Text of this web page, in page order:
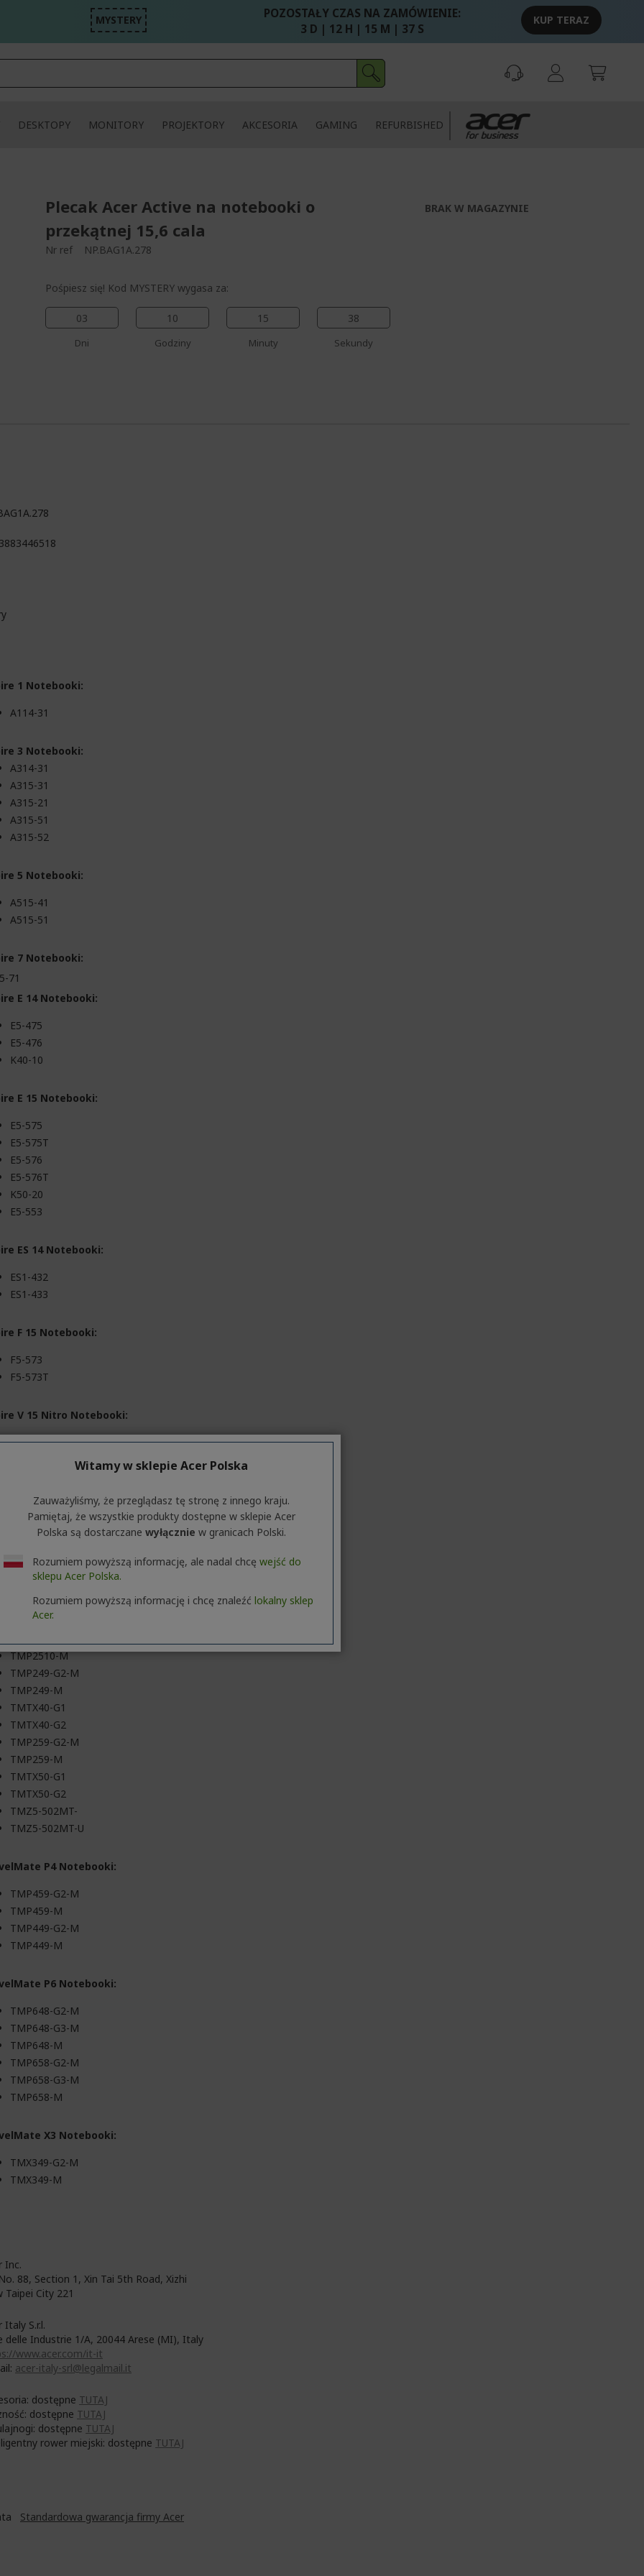
MYSTERY
POZOSTAŁY CZAS NA ZAMÓWIENIE:
3 D | 12 H | 15 M | 36 S
KUP TERAZ
DESKTOPY MONITORY PROJEKTORY AKCESORIA GAMING REFURBISHED
Plecak Acer Active na notebooki o
przekątnej 15,6 cala
Nr ref NP.BAG1A.278
Pośpiesz się! Kod MYSTERY wygasa za:
03
Dni
10
Godziny
15
Minuty
37
Sekundy
BRAK W MAGAZYNIE
1 Notebooki:
A114-31
3 Notebooki:
A314-31
A315-31
A315-21
A315-51
A315-52
5 Notebooki:
A515-41
A515-51
7 Notebooki:
71
E 14 Notebooki:
E5-475
E5-476
K40-10
E 15 Notebooki:
E5-575
E5-575T
E5-576
E5-576T
K50-20
E5-553
ES 14 Notebooki:
ES1-432
ES1-433
F 15 Notebooki:
F5-573
F5-573T
V 15 Nitro Notebooki:
VN7-593
CB3-431
EX2519
TMP2510-M
TMP249-G2-M
TMP249-M
TMTX40-G1
TMTX40-G2
TMP259-G2-M
TMP259-M
TMTX50-G1
TMTX50-G2
TMZ5-502MT-
TMZ5-502MT-U
P4 Notebooki:
TMP459-G2-M
TMP459-M
TMP449-G2-M
TMP449-M
P6 Notebooki:
TMP648-G2-M
TMP648-G3-M
TMP648-M
TMP658-G2-M
TMP658-G3-M
TMP658-M
X3 Notebooki:
TMX349-G2-M
TMX349-M
Inc.
88, Section 1, Xin Tai 5th Road, Xizhi
Taipei City 221
Italy S.r.l.
delle Industrie 1/A, 20044 Arese (MI), Italy
www.acer.com/it-it
acer-italy-srl@legalmail.it
dostępne TUTAJ
dostępne TUTAJ
dostępne TUTAJ
rower miejski: dostępne TUTAJ
Standardowa gwarancja firmy Acer
Witamy w sklepie Acer Polska
Zauważyliśmy, że przeglądasz tę stronę z innego kraju.
Pamiętaj, że wszystkie produkty dostępne w sklepie Acer
Polska są dostarczane wyłącznie w granicach Polski.
Rozumiem powyższą informację, ale nadal chcę wejść do
sklepu Acer Polska.
Rozumiem powyższą informację i chcę znaleźć lokalny sklep
Acer.